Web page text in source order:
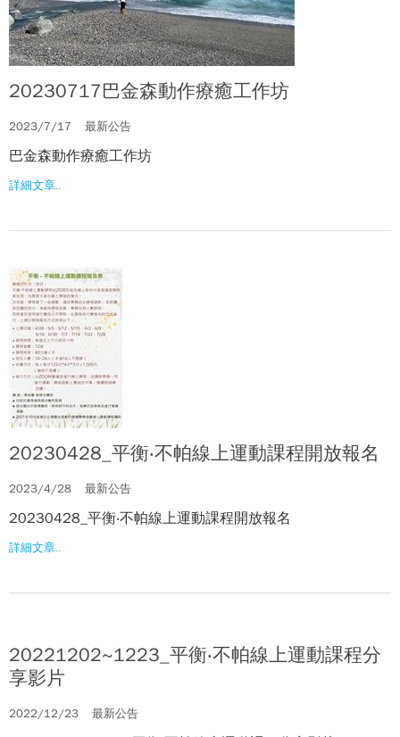
20230717巴金森動作療癒工作坊
2023/7/17 最新公告
巴金森動作療癒工作坊
詳細文章..
20230428_平衡‧不帕線上運動課程開放報名
2023/4/28 最新公告
20230428_平衡‧不帕線上運動課程開放報名
詳細文章..
20221202~1223_平衡‧不帕線上運動課程分
享影片
2022/12/23 最新公告